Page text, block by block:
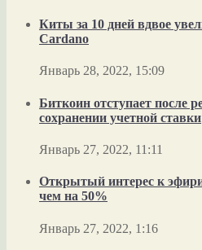
Киты за 10 дней вдвое
Cardano
Январь 28, 2022, 15:09
Биткоин отступает после
сохранении учетной ставки
Январь 27, 2022, 11:11
Открытый интерес к
чем на 50%
Январь 27, 2022, 1:16